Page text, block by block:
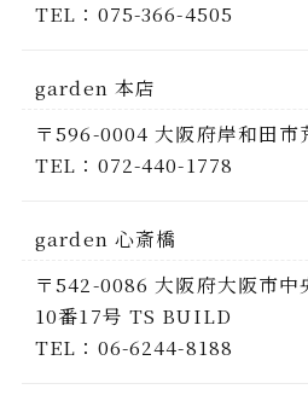
TEL：075-366-4505
garden 本店
〒596-0004 大阪府岸和田市
TEL：072-440-1778
garden 心斎橋
〒542-0086 大阪府大阪市中
10番17号 TS BUILD
TEL：06-6244-8188